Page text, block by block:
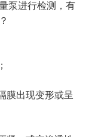
泵进行检测，有
膜出现变形或呈